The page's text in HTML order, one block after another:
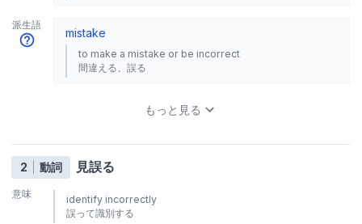
派生語
mistake
to make a mistake or be incorrect
間違える、誤る
もっと見る
2 動詞 見誤る
意味
identify incorrectly
誤って識別する